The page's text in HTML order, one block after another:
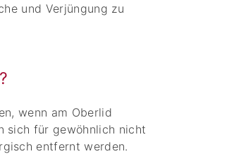
und Verjüngung zu
wenn am Oberlid
sich für gewöhnlich nicht
entfernt werden.